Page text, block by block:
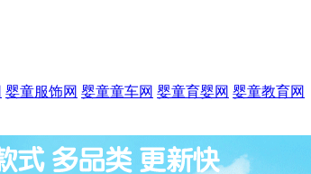
婴童服饰网 婴童童车网 婴童育婴网 婴童教育网